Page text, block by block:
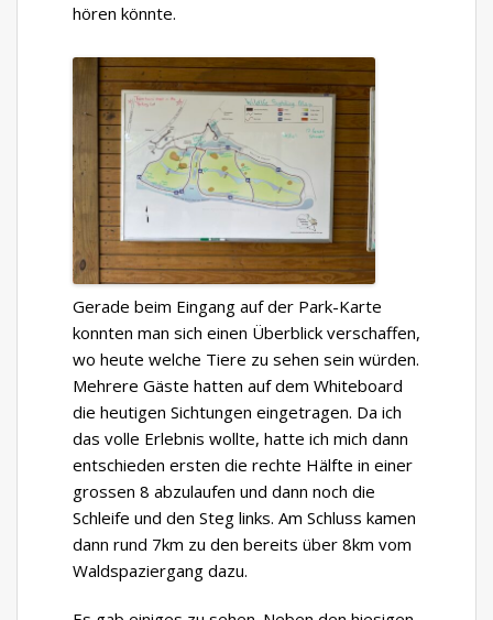
hören könnte.
Gerade beim Eingang auf der Park-Karte
konnten man sich einen Überblick verschaffen,
wo heute welche Tiere zu sehen sein würden.
Mehrere Gäste hatten auf dem Whiteboard
die heutigen Sichtungen eingetragen. Da ich
das volle Erlebnis wollte, hatte ich mich dann
entschieden ersten die rechte Hälfte in einer
grossen 8 abzulaufen und dann noch die
Schleife und den Steg links. Am Schluss kamen
dann rund 7km zu den bereits über 8km vom
Waldspaziergang dazu.